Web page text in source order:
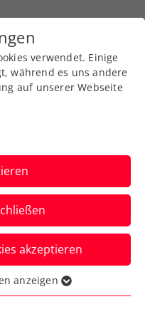
Mitte
neue
Energiekosten.
verwendet. Einige
während es uns andere
auf unserer Webseite
akzeptieren
anzeigen